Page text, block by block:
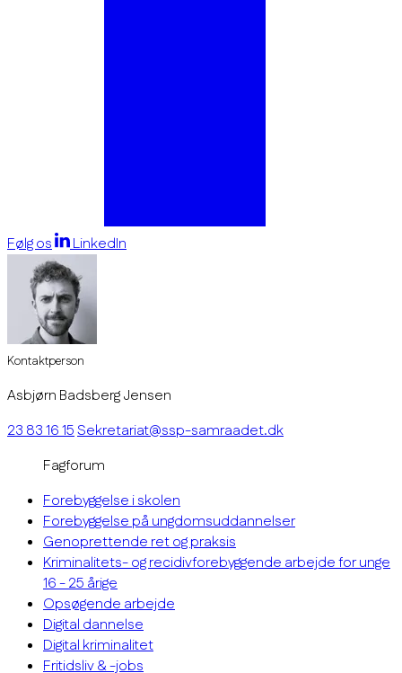
Følg os LinkedIn
Kontaktperson
Asbjørn Badsberg Jensen
23 83 16 15Sekretariat@ssp-samraadet.dk
Fagforum
Forebyggelse i skolen
Forebyggelse på ungdomsuddannelser
Genoprettende ret og praksis
Kriminalitets- og recidivforebyggende arbejde for unge
16 - 25 årige
Opsøgende arbejde
Digital dannelse
Digital kriminalitet
Fritidsliv & -jobs